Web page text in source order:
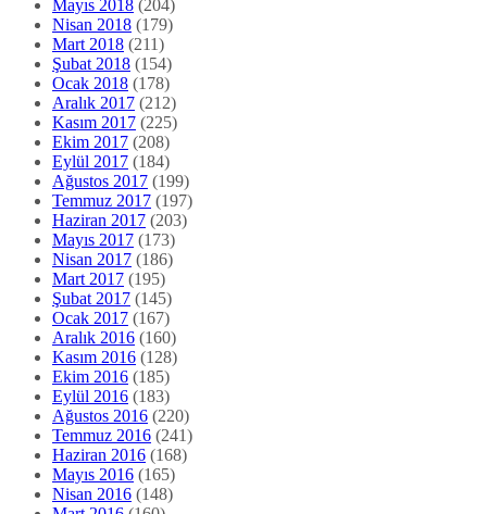
Mayıs 2018 (204)
Nisan 2018 (179)
Mart 2018 (211)
Şubat 2018 (154)
Ocak 2018 (178)
Aralık 2017 (212)
Kasım 2017 (225)
Ekim 2017 (208)
Eylül 2017 (184)
Ağustos 2017 (199)
Temmuz 2017 (197)
Haziran 2017 (203)
Mayıs 2017 (173)
Nisan 2017 (186)
Mart 2017 (195)
Şubat 2017 (145)
Ocak 2017 (167)
Aralık 2016 (160)
Kasım 2016 (128)
Ekim 2016 (185)
Eylül 2016 (183)
Ağustos 2016 (220)
Temmuz 2016 (241)
Haziran 2016 (168)
Mayıs 2016 (165)
Nisan 2016 (148)